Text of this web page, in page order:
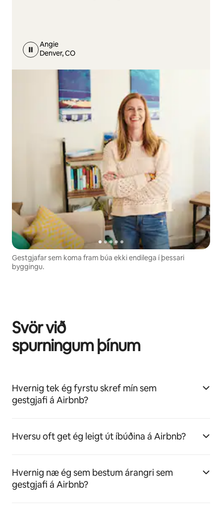
Angie
Denver, CO
Gestgjafar sem koma fram búa ekki endilega í þessari
byggingu.
Svör við
spurningum þínum
Hvernig tek ég fyrstu skref mín sem
gestgjafi á Airbnb?
Hversu oft get ég leigt út íbúðina á Airbnb?
Hvernig næ ég sem bestum árangri sem
gestgjafi á Airbnb?